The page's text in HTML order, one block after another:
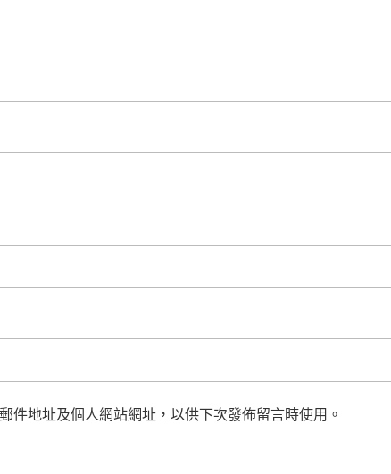
件地址及個人網站網址，以供下次發佈留言時使用。